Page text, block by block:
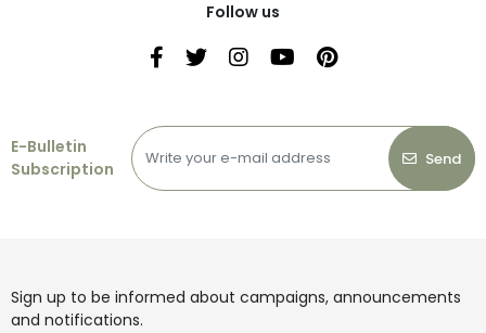
Follow us
E-Bulletin
Subscription
Send
Sign up to be informed about campaigns, announcements
and notifications.